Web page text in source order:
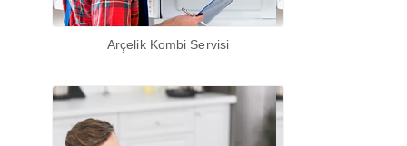
Arçelik Kombi Servisi